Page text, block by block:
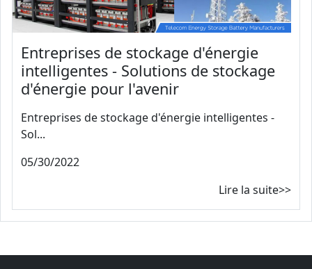
Entreprises de stockage d'énergie
intelligentes - Solutions de stockage
d'énergie pour l'avenir
Entreprises de stockage d'énergie intelligentes -
Sol...
05/30/2022
Lire la suite>>